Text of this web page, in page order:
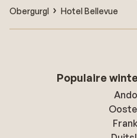
Obergurgl
Hotel Bellevue
Populaire